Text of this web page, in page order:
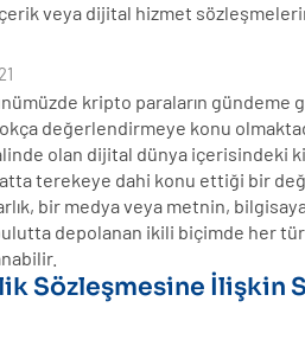
veya dijital hizmet
kripto paraların gündeme
değerlendirmeye konu
olan dijital dünya içerisindeki
terekeye dahi konu ettiği bir
bir medya veya metnin,
depolanan ikili biçimde her
Sözleşmesine İlişkin